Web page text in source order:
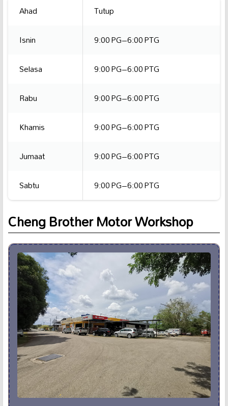
Ahad
Tutup
Isnin
9:00 PG–6:00 PTG
Selasa
9:00 PG–6:00 PTG
Rabu
9:00 PG–6:00 PTG
Khamis
9:00 PG–6:00 PTG
Jumaat
9:00 PG–6:00 PTG
Sabtu
9:00 PG–6:00 PTG
Cheng Brother Motor Workshop